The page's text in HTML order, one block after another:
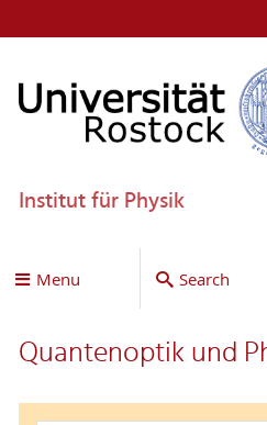
Institut für Physik
Menu Search
Quantenoptik und